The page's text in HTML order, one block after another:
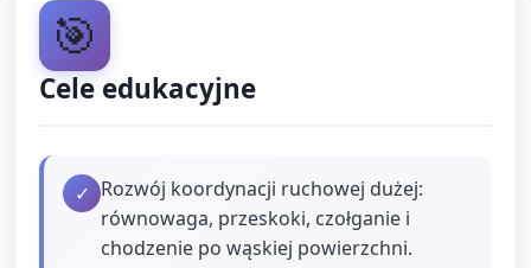
🎯
Cele edukacyjne
✓ Rozwój koordynacji ruchowej dużej:
równowaga, przeskoki, czołganie i
chodzenie po wąskiej powierzchni.